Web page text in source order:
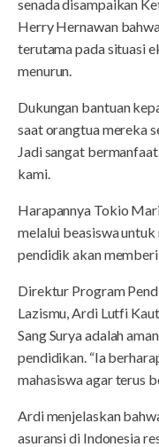
senada disampaikan
Herry Hernawan
terutama pada situasi
menurun.
Dukungan bantuan
saat orangtua mereka
Jadi sangat
kami.
Harapannya Tokio
melalui beasiswa
pendidik akan
Direktur Program
Lazismu, Ardi Lutfi
Sang Surya adalah
pendidikan. “Ia
mahasiswa agar terus
Ardi menjelaskan
asuransi di Indonesia